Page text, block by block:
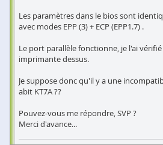
Les paramètres dans le bios sont
avec modes EPP (3) + ECP (EPP1.7) .
Le port parallèle fonctionne, je l'ai
imprimante dessus.
Je suppose donc qu'il y a une
abit KT7A ??
Pouvez-vous me répondre, SVP ?
Merci d'avance...